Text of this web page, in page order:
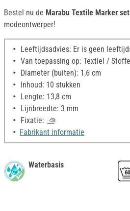
Bestel nu de Marabu Textile Marker
modeontwerper!
Leeftijdsadvies: Er is geen
Van toepassing op: Textiel /
Diameter (buiten): 1,6 cm
Inhoud: 10 stukken
Lengte: 13,8 cm
Lijnbreedte: 3 mm
Fixatie:
Fabrikant informatie
Waterbasis